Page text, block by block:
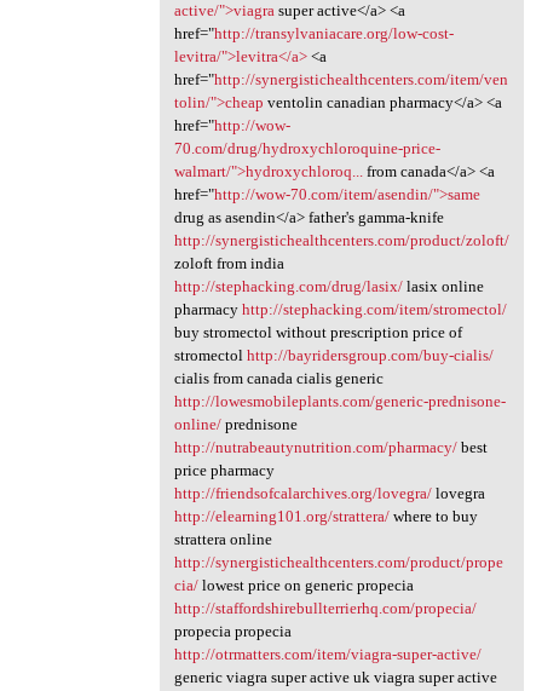
active/">viagrasuper active</a> <a
href="http://transylvaniacare.org/low-cost-
levitra/">levitra</a><a
href="http://synergistichealthcenters.com/item/ven
tolin/">cheap ventolin canadian pharmacy</a> <a
href="http://wow-
70.com/drug/hydroxychloroquine-price-
walmart/">hydroxychloroq...from canada</a> <a
href="http://wow-70.com/item/asendin/">same
drug as asendin</a> father's gamma-knife
http://synergistichealthcenters.com/product/zoloft/
zoloft from india
http://stephacking.com/drug/lasix/lasix online
pharmacy http://stephacking.com/item/stromectol/
buy stromectol without prescription price of
stromectol http://bayridersgroup.com/buy-cialis/
cialis from canada cialis generic
http://lowesmobileplants.com/generic-prednisone-
online/prednisone
http://nutrabeautynutrition.com/pharmacy/best
price pharmacy
http://friendsofcalarchives.org/lovegra/lovegra
http://elearning101.org/strattera/where to buy
strattera online
http://synergistichealthcenters.com/product/prope
cia/lowest price on generic propecia
http://staffordshirebullterrierhq.com/propecia/
propecia propecia
http://otrmatters.com/item/viagra-super-active/
generic viagra super active uk viagra super active